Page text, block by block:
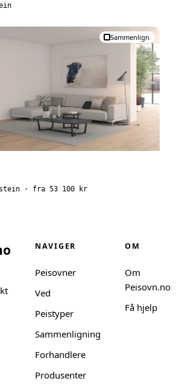
Sammenlign
· fra 53 100 kr
NAVIGER
Peisovner
Ved
Peistyper
Sammenligning
Forhandlere
Produsenter
OM
Om
Peisovn.no
Få hjelp